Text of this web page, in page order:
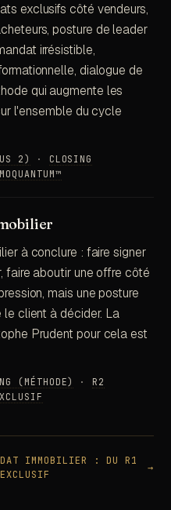
exclusifs côté vendeurs,
posture de leader
irrésistible,
dialogue de
qui augmente les
l'ensemble du cycle
2) · CLOSING
à conclure : faire signer
faire aboutir une offre côté
mais une posture
client à décider. La
Prudent pour cela est
(MÉTHODE) · R2
IMMOBILIER : DU R1
→